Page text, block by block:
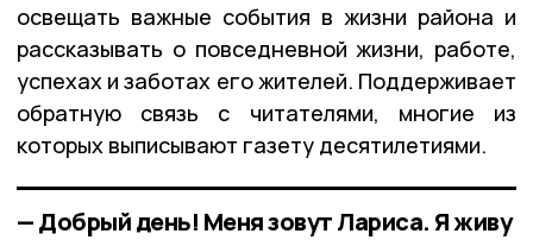
освещать важные события в жизни района и
рассказывать о повседневной жизни, работе,
успехах и заботах его жителей. Поддерживает
обратную связь с читателями, многие из
которых выписывают газету десятилетиями.
— Добрый день! Меня зовут Лариса. Я живу